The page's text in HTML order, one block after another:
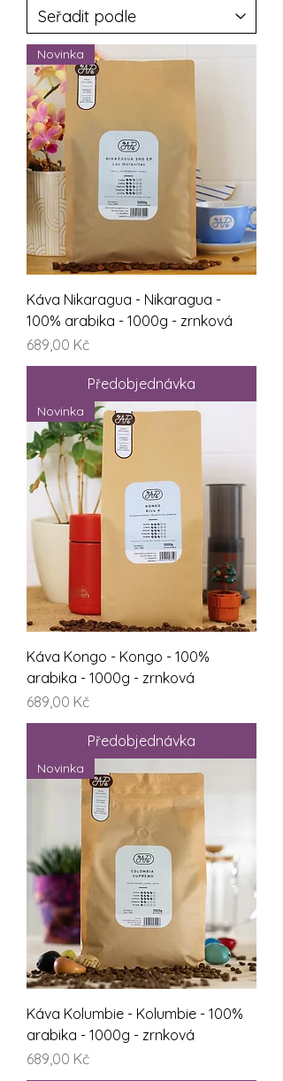
Novinka
Káva Nikaragua - Nikaragua -
100% arabika - 1000g - zrnková
Cena
689,00 Kč
Předobjednávka
Novinka
Káva Kongo - Kongo - 100%
arabika - 1000g - zrnková
Cena
689,00 Kč
Předobjednávka
Novinka
Káva Kolumbie - Kolumbie - 100%
arabika - 1000g - zrnková
Cena
689,00 Kč